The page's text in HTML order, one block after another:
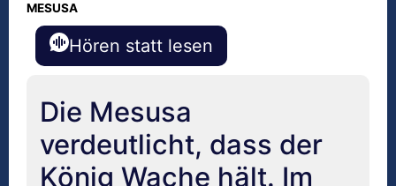
MESUSA
Hören statt lesen
Die Mesusa
verdeutlicht, dass der
König Wache hält. Im